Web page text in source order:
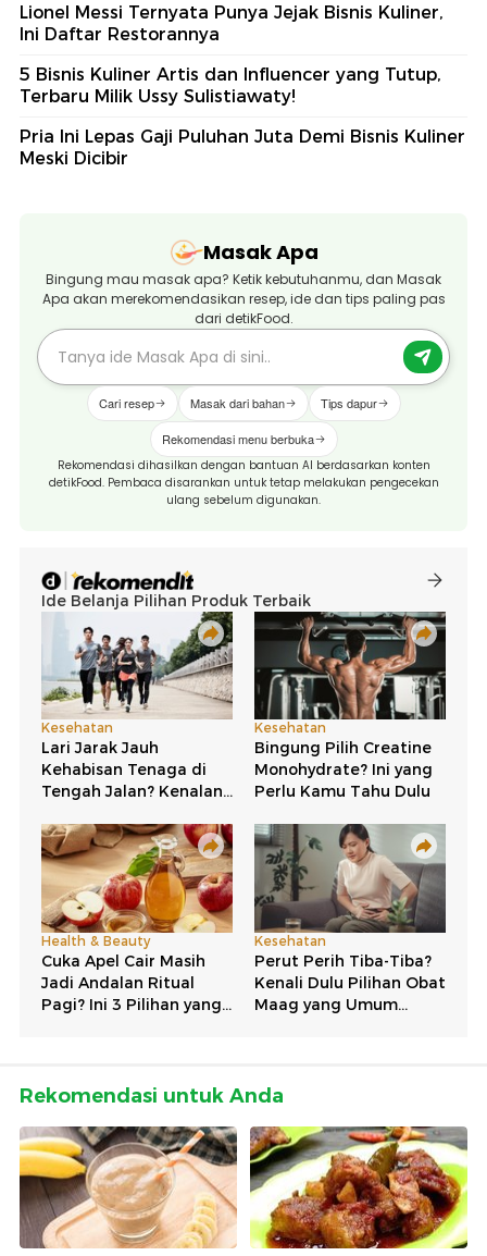
Lionel Messi Ternyata Punya Jejak Bisnis Kuliner,
Ini Daftar Restorannya
5 Bisnis Kuliner Artis dan Influencer yang Tutup,
Terbaru Milik Ussy Sulistiawaty!
Pria Ini Lepas Gaji Puluhan Juta Demi Bisnis Kuliner
Meski Dicibir
Masak Apa
Bingung mau masak apa? Ketik kebutuhanmu, dan Masak
Apa akan merekomendasikan resep, ide dan tips paling pas
dari detikFood.
Cari resep Masak dari bahan Tips dapur
Rekomendasi menu berbuka
Rekomendasi dihasilkan dengan bantuan AI berdasarkan konten
detikFood. Pembaca disarankan untuk tetap melakukan pengecekan
ulang sebelum digunakan.
Rekomendasi untuk Anda